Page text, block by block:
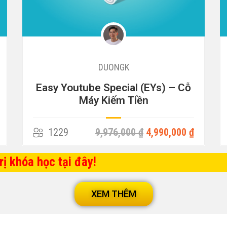
DUONGK
CAPCUT từ A – Z (Đang cập nhật)
979 3,000,000 ₫779,000 ₫
khóa học tại đây!
XEM THÊM